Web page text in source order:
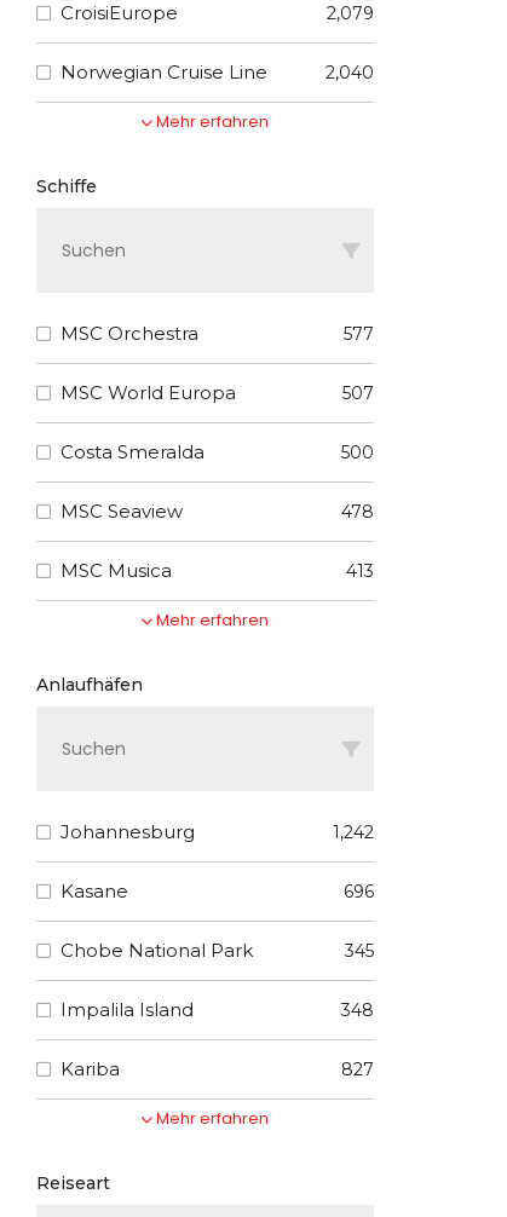
CroisiEurope 2,079
Norwegian Cruise Line 2,040
Mehr erfahren
Schiffe
MSC Orchestra 577
MSC World Europa 507
Costa Smeralda 500
MSC Seaview 478
MSC Musica 413
Mehr erfahren
Anlaufhäfen
Johannesburg 1,242
Kasane 696
Chobe National Park 345
Impalila Island 348
Kariba 827
Mehr erfahren
Reiseart